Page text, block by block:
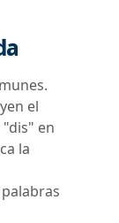
el
en
la